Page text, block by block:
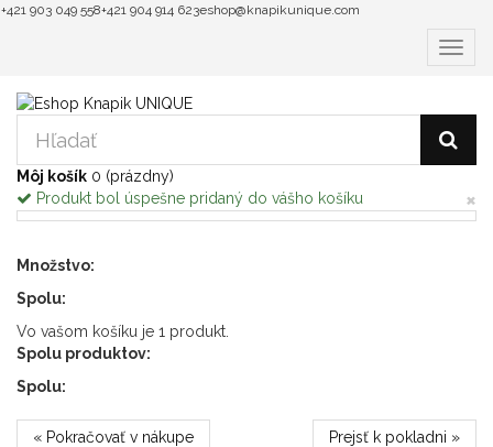
+421 903 049 558+421 904 914 623eshop@knapikunique.com
Môj košík 0 (prázdny)
×
Produkt bol úspešne pridaný do vášho košíku
Množstvo:
Spolu:
Vo vašom košíku je 1 produkt.
Spolu produktov:
Spolu:
« Pokračovať v nákupe Prejsť k pokladni »